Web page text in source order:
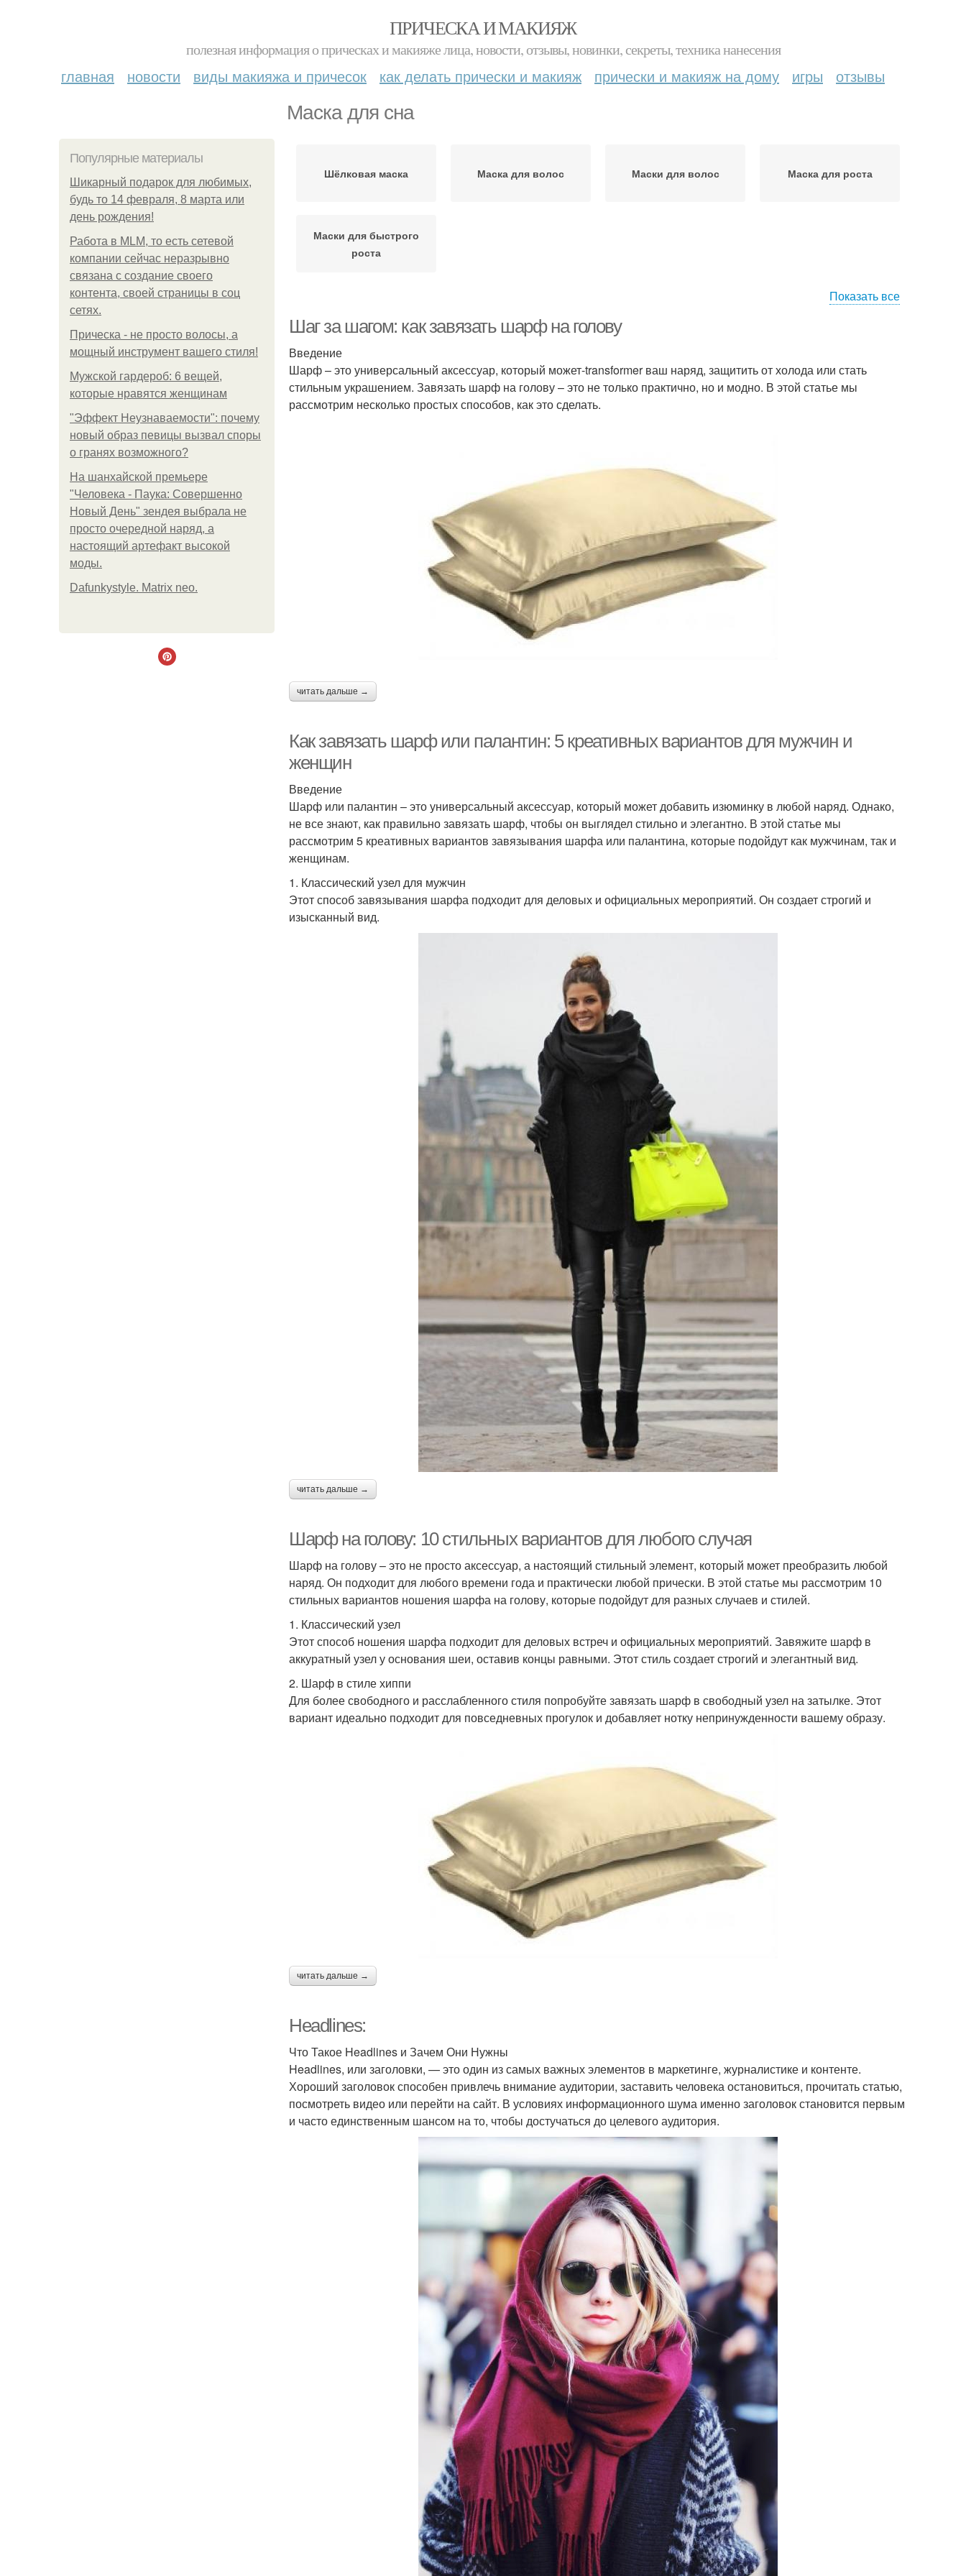
ПРИЧЕСКА И МАКИЯЖ
полезная информация о прическах и макияже лица, новости, отзывы, новинки, секреты, техника нанесения
главная новости виды макияжа и причесок как делать прически и макияж прически и макияж на дому игры отзывы
Маска для сна
Популярные материалы
Шикарный подарок для любимых,
будь то 14 февраля, 8 марта или
день рождения!
Работа в MLM, то есть сетевой
компании сейчас неразрывно
связана с создание своего
контента, своей страницы в соц
сетях.
Прическа - не просто волосы, а
мощный инструмент вашего стиля!
Мужской гардероб: 6 вещей,
которые нравятся женщинам
"Эффект Неузнаваемости": почему
новый образ певицы вызвал споры
о гранях возможного?
На шанхайской премьере
"Человека - Паука: Совершенно
Новый День" зендея выбрала не
просто очередной наряд, а
настоящий артефакт высокой
моды.
Dafunkystyle. Matrix neo.
Шёлковая маска Маска для волос Маски для волос Маска для роста
Маски для быстрого
роста
Показать все
Шаг за шагом: как завязать шарф на голову
Введение
Шарф – это универсальный аксессуар, который может-transformer ваш наряд, защитить от холода или стать
стильным украшением. Завязать шарф на голову – это не только практично, но и модно. В этой статье мы
рассмотрим несколько простых способов, как это сделать.
читать дальше →
Как завязать шарф или палантин: 5 креативных вариантов для мужчин и
женщин
Введение
Шарф или палантин – это универсальный аксессуар, который может добавить изюминку в любой наряд. Однако,
не все знают, как правильно завязать шарф, чтобы он выглядел стильно и элегантно. В этой статье мы
рассмотрим 5 креативных вариантов завязывания шарфа или палантина, которые подойдут как мужчинам, так и
женщинам.
1. Классический узел для мужчин
Этот способ завязывания шарфа подходит для деловых и официальных мероприятий. Он создает строгий и
изысканный вид.
читать дальше →
Шарф на голову: 10 стильных вариантов для любого случая
Шарф на голову – это не просто аксессуар, а настоящий стильный элемент, который может преобразить любой
наряд. Он подходит для любого времени года и практически любой прически. В этой статье мы рассмотрим 10
стильных вариантов ношения шарфа на голову, которые подойдут для разных случаев и стилей.
1. Классический узел
Этот способ ношения шарфа подходит для деловых встреч и официальных мероприятий. Завяжите шарф в
аккуратный узел у основания шеи, оставив концы равными. Этот стиль создает строгий и элегантный вид.
2. Шарф в стиле хиппи
Для более свободного и расслабленного стиля попробуйте завязать шарф в свободный узел на затылке. Этот
вариант идеально подходит для повседневных прогулок и добавляет нотку непринужденности вашему образу.
читать дальше →
Headlines:
Что Такое Headlines и Зачем Они Нужны
Headlines, или заголовки, — это один из самых важных элементов в маркетинге, журналистике и контенте.
Хороший заголовок способен привлечь внимание аудитории, заставить человека остановиться, прочитать статью,
посмотреть видео или перейти на сайт. В условиях информационного шума именно заголовок становится первым
и часто единственным шансом на то, чтобы достучаться до целевого аудитория.